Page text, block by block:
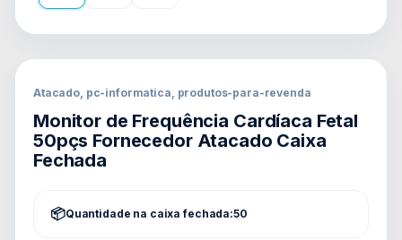
Atacado, pc-informatica, produtos-para-revenda
Monitor de Frequência Cardíaca Fetal
50pçs Fornecedor Atacado Caixa
Fechada
Quantidade na caixa fechada:50